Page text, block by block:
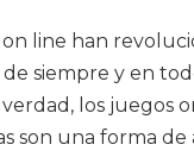
line han
siempre y en
los
son una forma